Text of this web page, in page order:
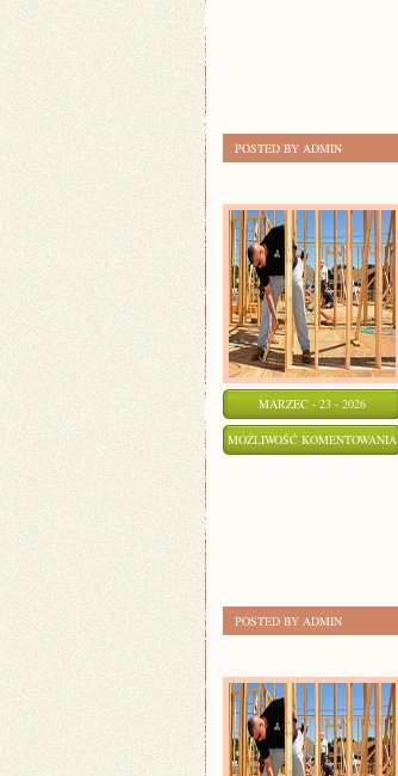
POSTED BY ADMIN
MARZEC - 23 - 2026
MOŻLIWOŚĆ KOMENTOWANIA
POSTED BY ADMIN